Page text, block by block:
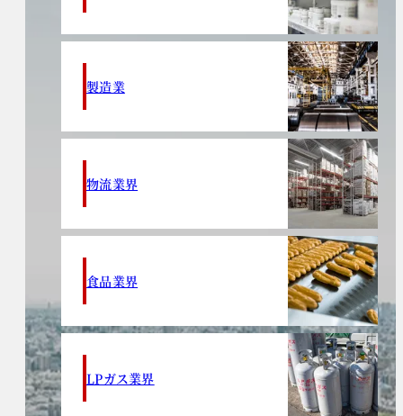
製造業
物流業界
食品業界
LPガス業界